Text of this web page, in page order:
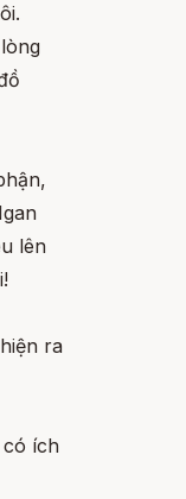
lên
ra
có ích